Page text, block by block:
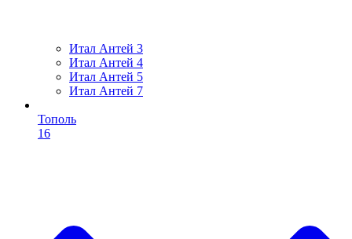
Итал Антей 3
Итал Антей 4
Итал Антей 5
Итал Антей 7
Тополь
16